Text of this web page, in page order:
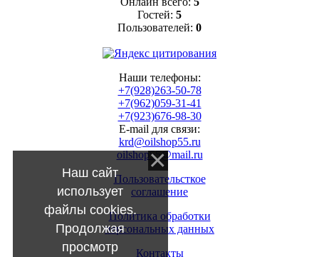
Гостей: 5
Пользователей: 0
Наши телефоны:
+7(928)263-50-78
+7(962)059-31-41
+7(923)676-98-30
E-mail для связи:
krd@oilshop55.ru
oilshop55@mail.ru
Пользовательсткое
соглашение
Политика обработки
персональных данных
Контакты
Наш сайт
использует
файлы cookies.
Продолжая
просмотр